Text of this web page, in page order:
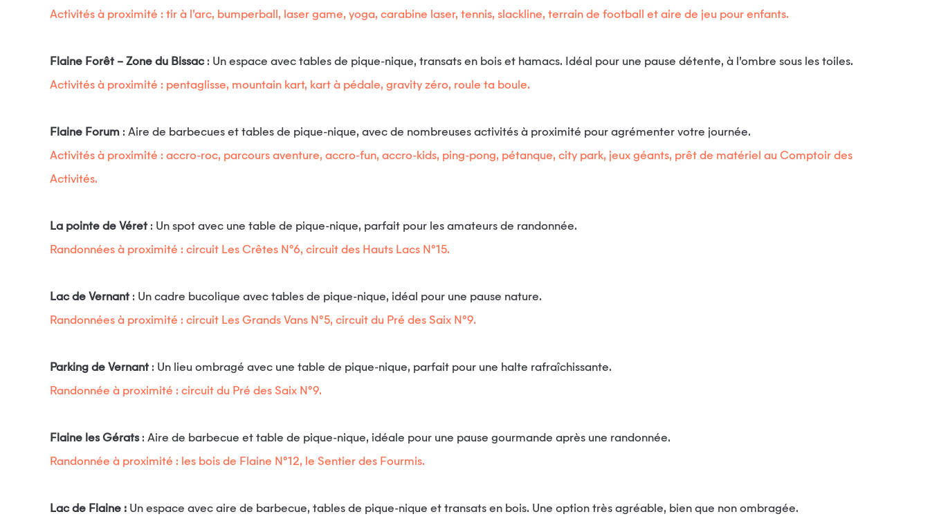
Activités à proximité : tir à l’arc, bumperball, laser game, yoga, carabine laser, tennis, slackline, terrain de football et aire de jeu pour enfants.
Flaine Forêt – Zone du Bissac: Un espace avec tables de pique-nique, transats en bois et hamacs. Idéal pour une pause détente, à l’ombre sous les toiles.
Activités à proximité : pentaglisse, mountain kart, kart à pédale, gravity zéro, roule ta boule.
Flaine Forum : Aire de barbecues et tables de pique-nique, avec de nombreuses activités à proximité pour agrémenter votre journée.
Activités à proximité : accro-roc, parcours aventure, accro-fun, accro-kids, ping-pong, pétanque, city park, jeux géants, prêt de matériel au Comptoir des
Activités.
La pointe de Véret: Un spot avec une table de pique-nique, parfait pour les amateurs de randonnée.
Randonnées à proximité : circuit Les Crêtes N°6, circuit des Hauts Lacs N°15.
Lac de Vernant: Un cadre bucolique avec tables de pique-nique, idéal pour une pause nature.
Randonnées à proximité : circuit Les Grands Vans N°5, circuit du Pré des Saix N°9.
Parking de Vernant: Un lieu ombragé avec une table de pique-nique, parfait pour une halte rafraîchissante.
Randonnée à proximité : circuit du Pré des Saix N°9.
Flaine les Gérats: Aire de barbecue et table de pique-nique, idéale pour une pause gourmande après une randonnée.
Randonnée à proximité : les bois de Flaine N°12, le Sentier des Fourmis.
Lac de Flaine : Un espace avec aire de barbecue, tables de pique-nique et transats en bois. Une option très agréable, bien que non ombragée.